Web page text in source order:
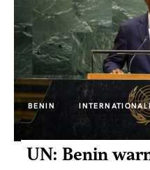
BENIN
UN: Benin